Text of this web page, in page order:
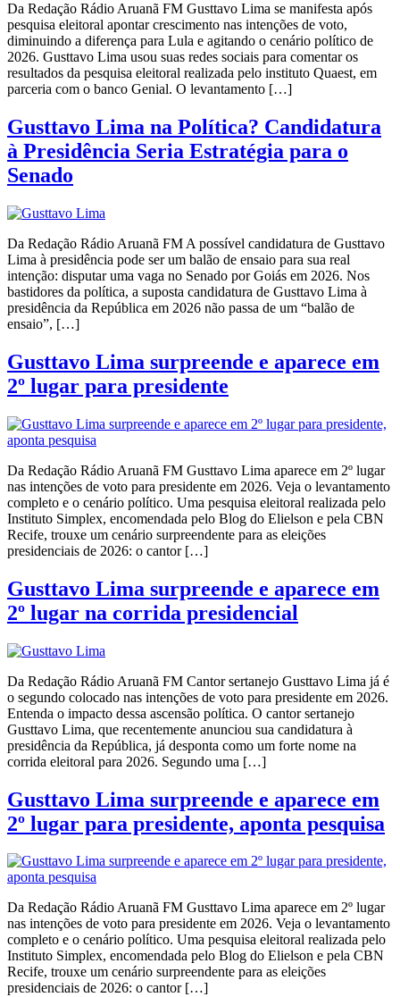
Da Redação Rádio Aruanã FM Gusttavo Lima se manifesta após
pesquisa eleitoral apontar crescimento nas intenções de voto,
diminuindo a diferença para Lula e agitando o cenário político de
2026. Gusttavo Lima usou suas redes sociais para comentar os
resultados da pesquisa eleitoral realizada pelo instituto Quaest, em
parceria com o banco Genial. O levantamento […]
Gusttavo Lima na Política? Candidatura
à Presidência Seria Estratégia para o
Senado
Da Redação Rádio Aruanã FM A possível candidatura de Gusttavo
Lima à presidência pode ser um balão de ensaio para sua real
intenção: disputar uma vaga no Senado por Goiás em 2026. Nos
bastidores da política, a suposta candidatura de Gusttavo Lima à
presidência da República em 2026 não passa de um “balão de
ensaio”, […]
Gusttavo Lima surpreende e aparece em
2º lugar para presidente
Da Redação Rádio Aruanã FM Gusttavo Lima aparece em 2º lugar
nas intenções de voto para presidente em 2026. Veja o levantamento
completo e o cenário político. Uma pesquisa eleitoral realizada pelo
Instituto Simplex, encomendada pelo Blog do Elielson e pela CBN
Recife, trouxe um cenário surpreendente para as eleições
presidenciais de 2026: o cantor […]
Gusttavo Lima surpreende e aparece em
2º lugar na corrida presidencial
Da Redação Rádio Aruanã FM Cantor sertanejo Gusttavo Lima já é
o segundo colocado nas intenções de voto para presidente em 2026.
Entenda o impacto dessa ascensão política. O cantor sertanejo
Gusttavo Lima, que recentemente anunciou sua candidatura à
presidência da República, já desponta como um forte nome na
corrida eleitoral para 2026. Segundo uma […]
Gusttavo Lima surpreende e aparece em
2º lugar para presidente, aponta pesquisa
Da Redação Rádio Aruanã FM Gusttavo Lima aparece em 2º lugar
nas intenções de voto para presidente em 2026. Veja o levantamento
completo e o cenário político. Uma pesquisa eleitoral realizada pelo
Instituto Simplex, encomendada pelo Blog do Elielson e pela CBN
Recife, trouxe um cenário surpreendente para as eleições
presidenciais de 2026: o cantor […]